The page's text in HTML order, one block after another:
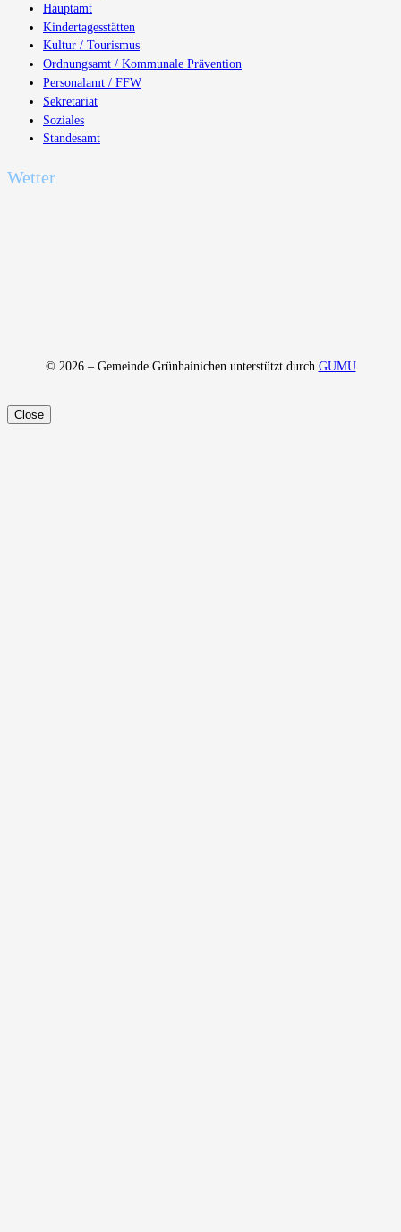
Hauptamt
Kindertagesstätten
Kultur / Tourismus
Ordnungsamt / Kommunale Prävention
Personalamt / FFW
Sekretariat
Soziales
Standesamt
Wetter
© 2026 – Gemeinde Grünhainichen unterstützt durch GUMU
Close